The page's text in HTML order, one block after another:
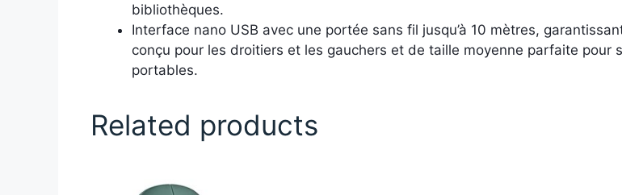
bibliothèques.
Interface nano USB avec une portée sans fil jusqu’à 10 mètres,
conçu pour les droitiers et les gauchers et de taille moyenne parfaite pour
portables.
Related products